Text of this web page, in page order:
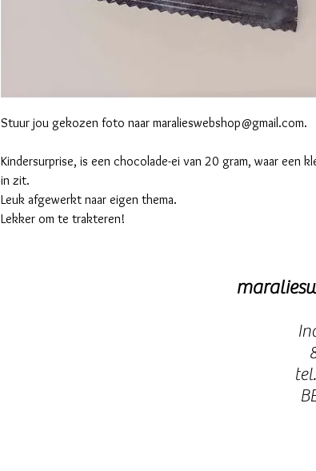
Stuur jou gekozen foto naar maralieswebshop@gmail.com.
Kindersurprise, is een chocolade-ei van 20 gram, waar een
in zit.
Leuk afgewerkt naar eigen thema.
Lekker om te trakteren!